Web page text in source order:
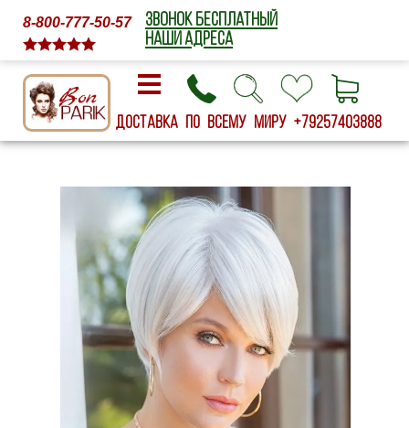
8-800-777-50-57
ЗВОНОК БЕСПЛАТНЫЙ
НАШИ АДРЕСА
Доставка по всему миру +79257403888